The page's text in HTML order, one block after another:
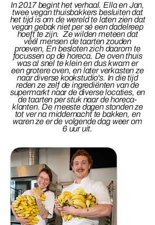
In 2017 begint het verhaal. Ella en Jan,
twee vegan thuisbakkers besluiten dat
het tijd is om de wereld te laten zien dat
vegan gebak niet per sé een dadelreep
hoeft te zijn. Ze wilden meteen dat
véél mensen de taarten zouden
proeven, En besloten zich daarom te
focussen op de horeca. De oven thuis
was al snel te klein en dus kwam er
een grotere oven, en later verkasten ze
naar diverse kookstudio's. In die tijd
reden ze zelf de ingrediënten van de
supermarkt naar de diverse locaties, en
de taarten per stuk naar de horeca-
klanten. De meeste dagen stonden ze
tot ver na middernacht te bakken, en
waren ze er de volgende dag weer om
6 uur uit.